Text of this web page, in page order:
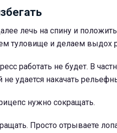
лечь на спину и
туловище и делаем выдох
работать не будет. В
удается накачать
нужно сокращать.
Просто отрываете